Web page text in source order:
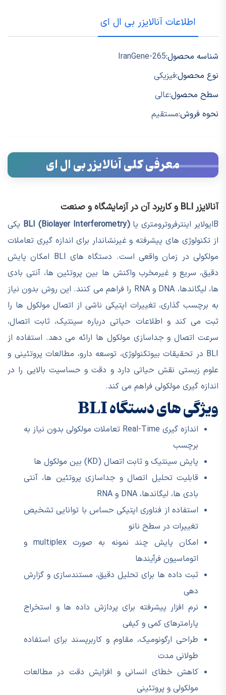
اطلاعات آنالایزر بی ال ای
شناسه محصول:IranGene-265
نوع محصول:فیزیکی
سطح محصول:عالی
نحوه فروش:مستقیم
معرفی کلی آنالایزر بی ال ای
آنالایزر BLI و کاربرد آن در آزمایشگاه و صنعت
Bایولایر اینترفروترومتری یا BLI (Biolayer Interferometry) یکی
از تکنولوژی های پیشرفته و غیرنشاندار برای اندازه گیری تعاملات
مولکولی در زمان واقعی است. دستگاه های BLI امکان پایش
دقیق، سریع و غیرمخرب واکنش ها بین پروتئین ها، آنتی بادی
ها، لیگاندها، DNA و RNA را فراهم می کنند. این روش بدون نیاز
به برچسب گذاری، تغییرات اپتیکی ناشی از اتصال مولکول ها را
ثبت می کند و اطلاعات حیاتی درباره سینتیک، ثابت اتصال،
سرعت اتصال و جداسازی مولکول ها ارائه می دهد. استفاده از
BLI در تحقیقات بیوتکنولوژی، توسعه دارو، مطالعات پروتئینی و
علوم زیستی نقش حیاتی دارد و دقت و حساسیت بالایی را در
اندازه گیری مولکولی فراهم می کند.
ویژگی های دستگاه BLI
اندازه گیری Real-Time تعاملات مولکولی بدون نیاز به
برچسب
پایش سینتیک و ثابت اتصال (KD) بین مولکول ها
قابلیت تحلیل اتصال و جداسازی پروتئین ها، آنتی
بادی ها، لیگاندها، DNA و RNA
استفاده از فناوری اپتیکی حساس با توانایی تشخیص
تغییرات در سطح نانو
امکان پایش چند نمونه به صورت multiplex و
اتوماسیون فرآیندها
ثبت داده ها برای تحلیل دقیق، مستندسازی و گزارش
دهی
نرم افزار پیشرفته برای پردازش داده ها و استخراج
پارامترهای کمی و کیفی
طراحی ارگونومیک، مقاوم و کاربرپسند برای استفاده
طولانی مدت
کاهش خطای انسانی و افزایش دقت در مطالعات
مولکولی و پروتئینی